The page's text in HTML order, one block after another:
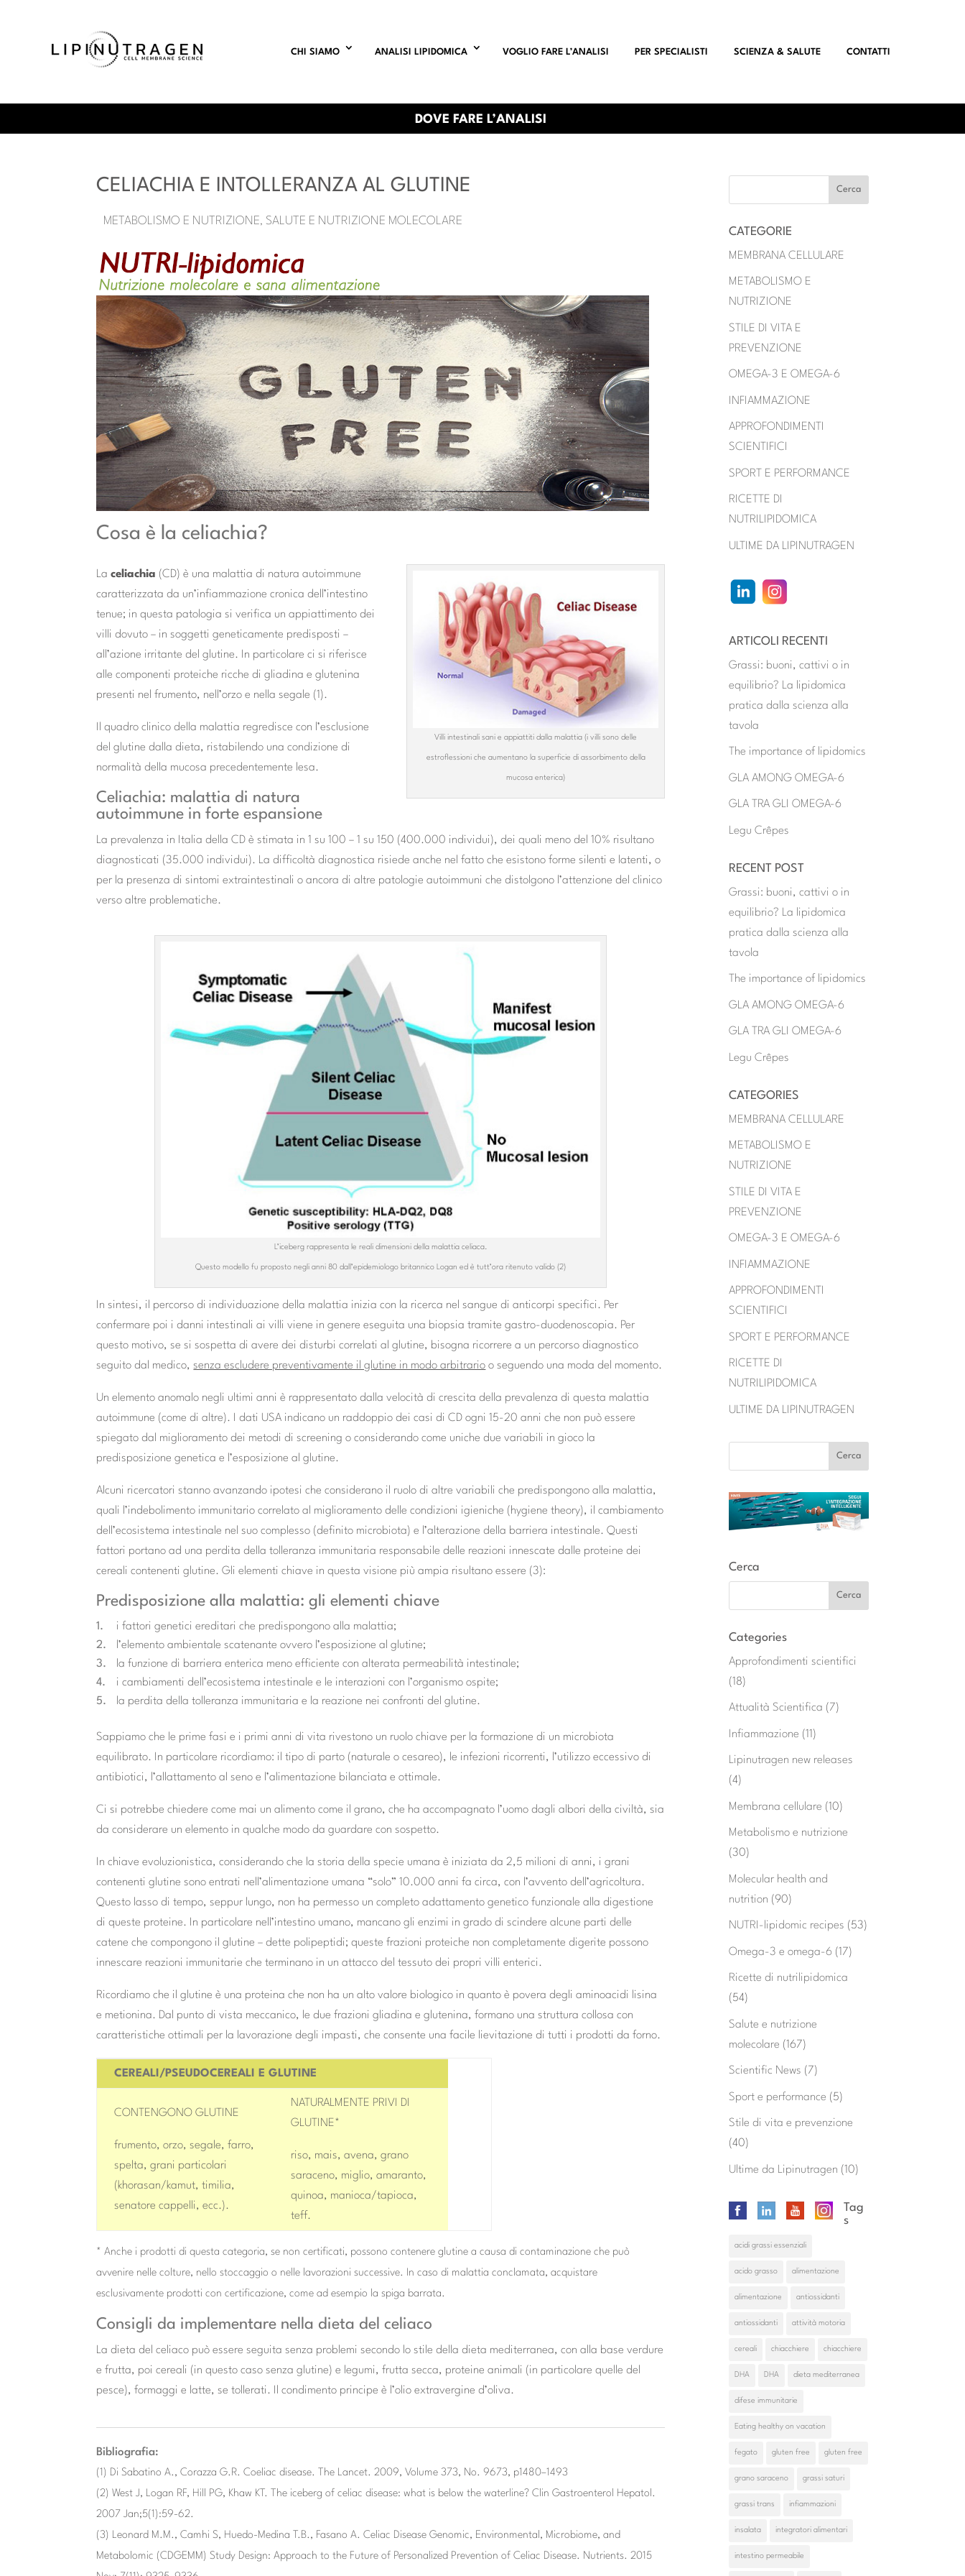
CHI SIAMO ANALISI LIPIDOMICA VOGLIO FARE L’ANALISI PER SPECIALISTI SCIENZA & SALUTE CONTATTI
DOVE FARE L’ANALISI
CELIACHIA E INTOLLERANZA AL GLUTINE
METABOLISMO E NUTRIZIONE, SALUTE E NUTRIZIONE MOLECOLARE
Cosa è la celiachia?
Villi intestinali sani e appiattiti dalla malattia (i villi sono delle
estroflessioni che aumentano la superficie di assorbimento della
mucosa enterica)
Laceliachia (CD) è una malattia di natura autoimmune
caratterizzata da un’infiammazione cronica dell’intestino
tenue; in questa patologia si verifica un appiattimento dei
villi dovuto – in soggetti geneticamente predisposti –
all’azione irritante del glutine. In particolare ci si riferisce
alle componenti proteiche ricche di gliadina e glutenina
presenti nel frumento, nell’orzo e nella segale (1).
Il quadro clinico della malattia regredisce con l’esclusione
del glutine dalla dieta, ristabilendo una condizione di
normalità della mucosa precedentemente lesa.
Celiachia: malattia di natura
autoimmune in forte espansione
La prevalenza in Italia della CD è stimata in 1 su 100 – 1 su 150 (400.000 individui), dei quali meno del 10% risultano
diagnosticati (35.000 individui). La difficoltà diagnostica risiede anche nel fatto che esistono forme silenti e latenti, o
per la presenza di sintomi extraintestinali o ancora di altre patologie autoimmuni che distolgono l’attenzione del clinico
verso altre problematiche.
L’iceberg rappresenta le reali dimensioni della malattia celiaca.
Questo modello fu proposto negli anni 80 dall’epidemiologo britannico Logan ed è tutt’ora ritenuto valido (2)
In sintesi, il percorso di individuazione della malattia inizia con la ricerca nel sangue di anticorpi specifici. Per
confermare poi i danni intestinali ai villi viene in genere eseguita una biopsia tramite gastro-duodenoscopia. Per
questo motivo, se si sospetta di avere dei disturbi correlati al glutine, bisogna ricorrere a un percorso diagnostico
seguito dal medico,senza escludere preventivamente il glutine in modo arbitrario o seguendo una moda del momento.
Un elemento anomalo negli ultimi anni è rappresentato dalla velocità di crescita della prevalenza di questa malattia
autoimmune (come di altre). I dati USA indicano un raddoppio dei casi di CD ogni 15-20 anni che non può essere
spiegato dal miglioramento dei metodi di screening o considerando come uniche due variabili in gioco la
predisposizione genetica e l’esposizione al glutine.
Alcuni ricercatori stanno avanzando ipotesi che considerano il ruolo di altre variabili che predispongono alla malattia,
quali l’indebolimento immunitario correlato al miglioramento delle condizioni igieniche (hygiene theory), il cambiamento
dell’ecosistema intestinale nel suo complesso (definito microbiota) e l’alterazione della barriera intestinale. Questi
fattori portano ad una perdita della tolleranza immunitaria responsabile delle reazioni innescate dalle proteine dei
cereali contenenti glutine. Gli elementi chiave in questa visione più ampia risultano essere (3):
Predisposizione alla malattia: gli elementi chiave
i fattori genetici ereditari che predispongono alla malattia;
l’elemento ambientale scatenante ovvero l’esposizione al glutine;
la funzione di barriera enterica meno efficiente con alterata permeabilità intestinale;
i cambiamenti dell’ecosistema intestinale e le interazioni con l’organismo ospite;
la perdita della tolleranza immunitaria e la reazione nei confronti del glutine.
Sappiamo che le prime fasi e i primi anni di vita rivestono un ruolo chiave per la formazione di un microbiota
equilibrato. In particolare ricordiamo: il tipo di parto (naturale o cesareo), le infezioni ricorrenti, l’utilizzo eccessivo di
antibiotici, l’allattamento al seno e l’alimentazione bilanciata e ottimale.
Ci si potrebbe chiedere come mai un alimento come il grano, che ha accompagnato l’uomo dagli albori della civiltà, sia
da considerare un elemento in qualche modo da guardare con sospetto.
In chiave evoluzionistica, considerando che la storia della specie umana è iniziata da 2,5 milioni di anni, i grani
contenenti glutine sono entrati nell’alimentazione umana “solo” 10.000 anni fa circa, con l’avvento dell’agricoltura.
Questo lasso di tempo, seppur lungo, non ha permesso un completo adattamento genetico funzionale alla digestione
di queste proteine. In particolare nell’intestino umano, mancano gli enzimi in grado di scindere alcune parti delle
catene che compongono il glutine – dette polipeptidi; queste frazioni proteiche non completamente digerite possono
innescare reazioni immunitarie che terminano in un attacco del tessuto dei propri villi enterici.
Ricordiamo che il glutine è una proteina che non ha un alto valore biologico in quanto è povera degli aminoacidi lisina
e metionina. Dal punto di vista meccanico, le due frazioni gliadina e glutenina, formano una struttura collosa con
caratteristiche ottimali per la lavorazione degli impasti, che consente una facile lievitazione di tutti i prodotti da forno.
CEREALI/PSEUDOCEREALI E GLUTINE
CONTENGONO GLUTINE
frumento, orzo, segale, farro,
spelta, grani particolari
(khorasan/kamut, timilia,
senatore cappelli, ecc.).
NATURALMENTE PRIVI DI
GLUTINE*
riso, mais, avena, grano
saraceno, miglio, amaranto,
quinoa, manioca/tapioca,
teff.
* Anche i prodotti di questa categoria, se non certificati, possono contenere glutine a causa di contaminazione che può
avvenire nelle colture, nello stoccaggio o nelle lavorazioni successive. In caso di malattia conclamata, acquistare
esclusivamente prodotti con certificazione, come ad esempio la spiga barrata.
Consigli da implementare nella dieta del celiaco
La dieta del celiaco può essere seguita senza problemi secondo lo stile della dieta mediterranea, con alla base verdure
e frutta, poi cereali (in questo caso senza glutine) e legumi, frutta secca, proteine animali (in particolare quelle del
pesce), formaggi e latte, se tollerati. Il condimento principe è l’olio extravergine d’oliva.
Bibliografia:
(1) Di Sabatino A., Corazza G.R. Coeliac disease. The Lancet. 2009, Volume 373, No. 9673, p1480–1493
(2) West J, Logan RF, Hill PG, Khaw KT. The iceberg of celiac disease: what is below the waterline? Clin Gastroenterol Hepatol.
2007 Jan;5(1):59-62.
(3) Leonard M.M., Camhi S, Huedo-Medina T.B., Fasano A. Celiac Disease Genomic, Environmental, Microbiome, and
Metabolomic (CDGEMM) Study Design: Approach to the Future of Personalized Prevention of Celiac Disease. Nutrients. 2015
CATEGORIE
MEMBRANA CELLULARE
METABOLISMO E
NUTRIZIONE
STILE DI VITA E
PREVENZIONE
OMEGA-3 E OMEGA-6
INFIAMMAZIONE
APPROFONDIMENTI
SCIENTIFICI
SPORT E PERFORMANCE
RICETTE DI
NUTRILIPIDOMICA
ULTIME DA LIPINUTRAGEN
ARTICOLI RECENTI
Grassi: buoni, cattivi o in
equilibrio? La lipidomica
pratica dalla scienza alla
tavola
The importance of lipidomics
GLA AMONG OMEGA-6
GLA TRA GLI OMEGA-6
Legu Crêpes
RECENT POST
Grassi: buoni, cattivi o in
equilibrio? La lipidomica
pratica dalla scienza alla
tavola
The importance of lipidomics
GLA AMONG OMEGA-6
GLA TRA GLI OMEGA-6
Legu Crêpes
CATEGORIES
MEMBRANA CELLULARE
METABOLISMO E
NUTRIZIONE
STILE DI VITA E
PREVENZIONE
OMEGA-3 E OMEGA-6
INFIAMMAZIONE
APPROFONDIMENTI
SCIENTIFICI
SPORT E PERFORMANCE
RICETTE DI
NUTRILIPIDOMICA
ULTIME DA LIPINUTRAGEN
Cerca
Categories
Approfondimenti scientifici
(18)
Attualità Scientifica (7)
Infiammazione (11)
Lipinutragen new releases
(4)
Membrana cellulare (10)
Metabolismo e nutrizione
(30)
Molecular health and
nutrition (90)
NUTRI-lipidomic recipes (53)
Omega-3 e omega-6 (17)
Ricette di nutrilipidomica
(54)
Salute e nutrizione
molecolare (167)
Scientific News (7)
Sport e performance (5)
Stile di vita e prevenzione
(40)
Ultime da Lipinutragen (10)
Tag
s
acidi grassi essenziali
acido grasso alimentazione
alimentazione antiossidanti
antiossidanti attività motoria
cereali chiacchiere chiacchiere
DHA DHA dieta mediterranea
difese immunitarie
Eating healthy on vacation
fegato gluten free gluten free
grano saraceno grassi saturi
grassi trans infiammazioni
insalata integratori alimentari
intestino permeabile